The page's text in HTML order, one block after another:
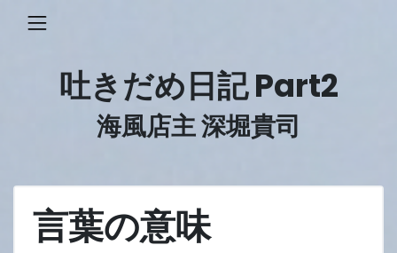
吐きだめ日記 Part2
海風店主 深堀貴司
言葉の意味